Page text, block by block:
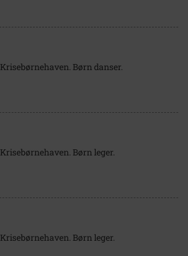
Krisebørnehaven. Børn danser.
Krisebørnehaven. Børn leger.
Krisebørnehaven. Børn leger.